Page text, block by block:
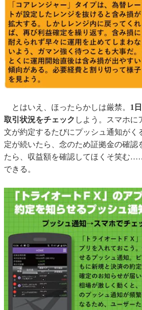
とはいえ、ほったらかしは厳禁。 1
取引状況をチェック しよう。スマホに
文が約定するたびにプッシュ通知がく
定が続いたら、念のため証拠金の確認
たら、収益額を確認してほくそ笑む
できる。